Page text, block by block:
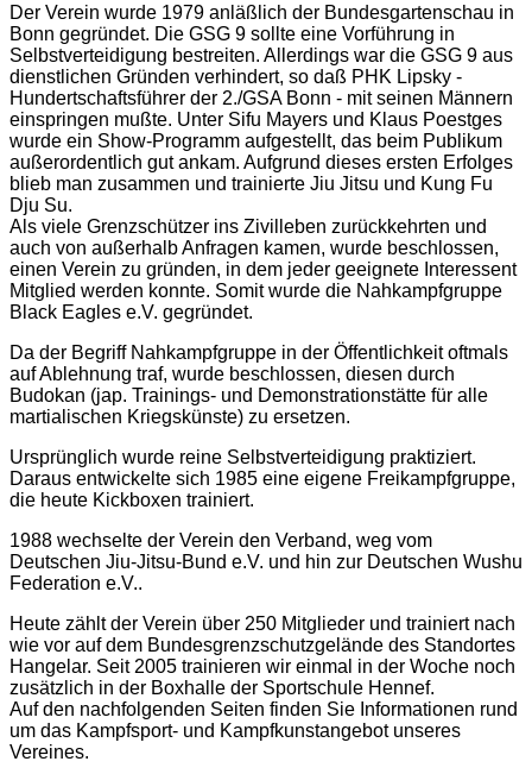
Der Verein wurde 1979 anläßlich der Bundesgartenschau in
Bonn gegründet. Die GSG 9 sollte eine Vorführung in
Selbstverteidigung bestreiten. Allerdings war die GSG 9 aus
dienstlichen Gründen verhindert, so daß PHK Lipsky -
Hundertschaftsführer der 2./GSA Bonn - mit seinen Männern
einspringen mußte. Unter Sifu Mayers und Klaus Poestges
wurde ein Show-Programm aufgestellt, das beim Publikum
außerordentlich gut ankam. Aufgrund dieses ersten Erfolges
blieb man zusammen und trainierte Jiu Jitsu und Kung Fu
Dju Su.
Als viele Grenzschützer ins Zivilleben zurückkehrten und
auch von außerhalb Anfragen kamen, wurde beschlossen,
einen Verein zu gründen, in dem jeder geeignete Interessent
Mitglied werden konnte. Somit wurde die Nahkampfgruppe
Black Eagles e.V. gegründet.
Da der Begriff Nahkampfgruppe in der Öffentlichkeit oftmals
auf Ablehnung traf, wurde beschlossen, diesen durch
Budokan (jap. Trainings- und Demonstrationstätte für alle
martialischen Kriegskünste) zu ersetzen.
Ursprünglich wurde reine Selbstverteidigung praktiziert.
Daraus entwickelte sich 1985 eine eigene Freikampfgruppe,
die heute Kickboxen trainiert.
1988 wechselte der Verein den Verband, weg vom
Deutschen Jiu-Jitsu-Bund e.V. und hin zur Deutschen Wushu
Federation e.V..
Heute zählt der Verein über 250 Mitglieder und trainiert nach
wie vor auf dem Bundesgrenzschutzgelände des Standortes
Hangelar. Seit 2005 trainieren wir einmal in der Woche noch
zusätzlich in der Boxhalle der Sportschule Hennef.
Auf den nachfolgenden Seiten finden Sie Informationen rund
um das Kampfsport- und Kampfkunstangebot unseres
Vereines.